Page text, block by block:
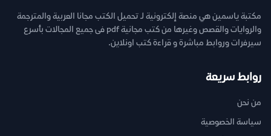
مكتبة ياسمين هي منصة إلكترونية لـ تحميل الكتب مجانا العربية والمترجمة
والروايات والقصص وغيرها من كتب مجانية pdf فى جميع المجالات بأسرع
سيرفرات وروابط مباشرة و قراءة كتب اونلاين.
روابط سريعة
من نحن
سياسة الخصوصية